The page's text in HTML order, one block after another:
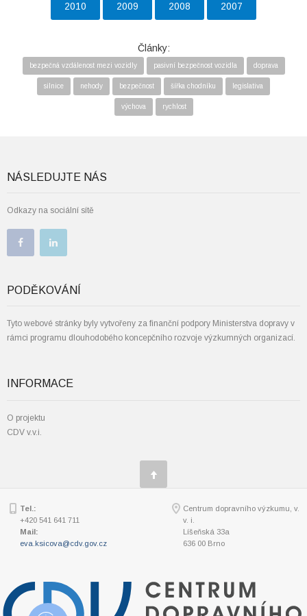
2010 2009 2008 2007
Články:
bezpečná vzdálenost mezi vozidly pasivní bezpečnost vozidla doprava
silnice nehody bezpečnost šířka chodníku legislativa
výchova rychlost
NÁSLEDUJTE NÁS
Odkazy na sociální sítě
PODĚKOVÁNÍ
Tyto webové stránky byly vytvořeny za finanční podpory Ministerstva dopravy v
rámci programu dlouhodobého koncepčního rozvoje výzkumných organizací.
INFORMACE
O projektu
CDV v.v.i.
Tel.:
+420 541 641 711
Mail:
eva.ksicova@cdv.gov.cz
Centrum dopravního výzkumu, v.
v. i.
Líšeňská 33a
636 00 Brno